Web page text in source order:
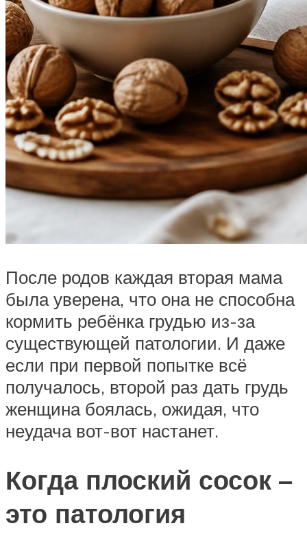
После родов каждая вторая мама
была уверена, что она не способна
кормить ребёнка грудью из-за
существующей патологии. И даже
если при первой попытке всё
получалось, второй раз дать грудь
женщина боялась, ожидая, что
неудача вот-вот настанет.
Когда плоский сосок –
это патология